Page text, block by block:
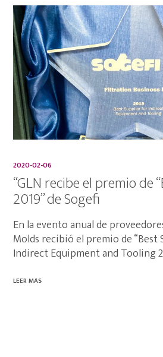
2020-02-06
“GLN recibe el premio de
2019” de Sogefi
En la evento anual de
Molds recibió el premio de
Indirect Equipment and Tooling
LEER MÁS